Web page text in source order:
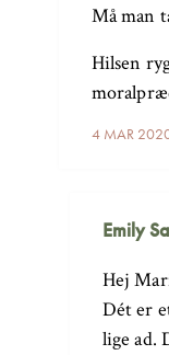
4 MAR
Må man
Hilsen
Emily
Hej
Dét er
lige ad.